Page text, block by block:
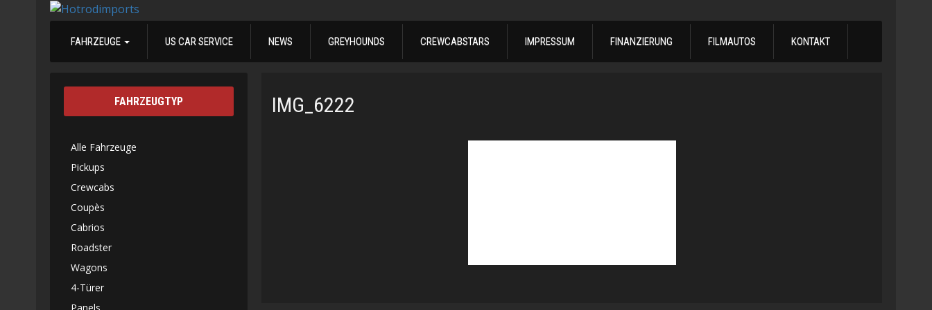
FAHRZEUGE US CAR SERVICE NEWS GREYHOUNDS CREWCABSTARS IMPRESSUM FINANZIERUNG FILMAUTOS KONTAKT
IMG_6222
FAHRZEUGTYP
Alle Fahrzeuge
Pickups
Crewcabs
Coupès
Cabrios
Roadster
Wagons
4-Türer